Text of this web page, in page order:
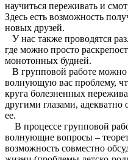
научиться переживать и
Здесь есть возможность
новых друзей.
У нас также проводятся
где можно просто
монотонных будней.
В групповой работе
волнующую вас проблему,
круга болезненных
другими глазами,
ее.
В процессе групповой
волнующие вопросы –
возможность совместно